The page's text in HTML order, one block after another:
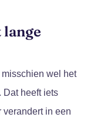
wel het
Dat heeft iets
in een